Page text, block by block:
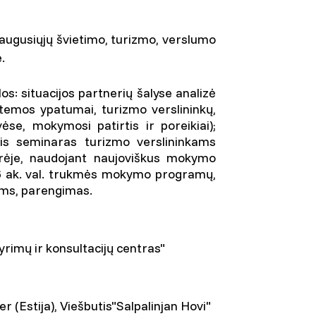
švietimo, turizmo, verslumo
situacijos partnerių šalyse analizė
ypatumai, turizmo verslininkų,
mokymosi patirtis ir poreikiai);
seminaras turizmo verslininkams
naudojant naujoviškus mokymo
ak. val. trukmės mokymo programų,
parengimas.
ir konsultacijų centras"
(Estija), Viešbutis"Salpalinjan Hovi"